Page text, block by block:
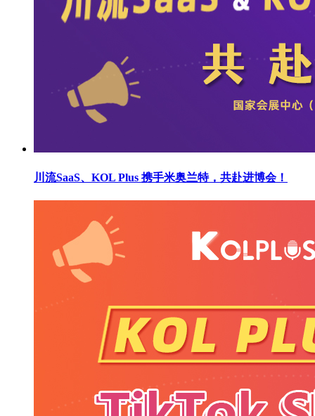
川流SaaS、KOL Plus 携手米奥兰特，共赴进博会！